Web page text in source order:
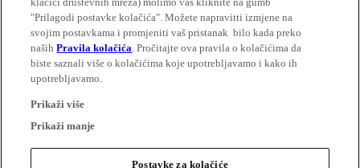
"Prilagodi postavke kolačića". Možete napravitti izmjene na
svojim postavkama i promjeniti vaš pristanak bilo kada preko
našihPravila kolačića. Pročitajte ova pravila o kolačićima da
biste saznali više o kolačićima koje upotrebljavamo i kako ih
upotrebljavamo.
Prikaži više
Prikaži manje
Postavke za kolačiće